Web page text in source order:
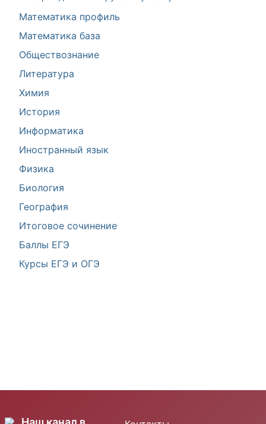
Математика профиль
Математика база
Обществознание
Литература
Химия
История
Информатика
Иностранный язык
Физика
Биология
География
Итоговое сочинение
Баллы ЕГЭ
Курсы ЕГЭ и ОГЭ